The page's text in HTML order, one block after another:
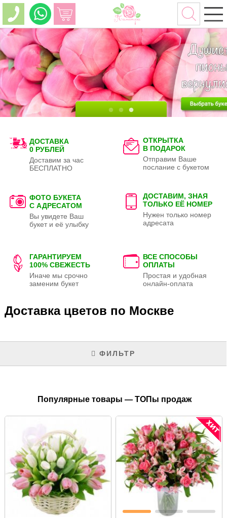
ДОСТАВКА
0 РУБЛЕЙ
Доставим за час
БЕСПЛАТНО
ОТКРЫТКА
В ПОДАРОК
Отправим Ваше
послание с букетом
ФОТО БУКЕТА
С АДРЕСАТОМ
Вы увидете Ваш
букет и её улыбку
ДОСТАВИМ, ЗНАЯ
ТОЛЬКО ЕЁ НОМЕР
Нужен только номер
адресата
ГАРАНТИРУЕМ
100% СВЕЖЕСТЬ
Иначе мы срочно
заменим букет
ВСЕ СПОСОБЫ
ОПЛАТЫ
Простая и удобная
онлайн-оплата
Доставка цветов по Москве
ФИЛЬТР
Популярные товары — ТОПы продаж